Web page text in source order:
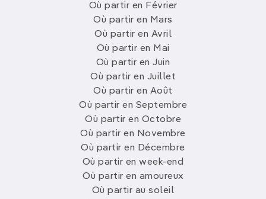
Où partir en Février
Où partir en Mars
Où partir en Avril
Où partir en Mai
Où partir en Juin
Où partir en Juillet
Où partir en Août
Où partir en Septembre
Où partir en Octobre
Où partir en Novembre
Où partir en Décembre
Où partir en week-end
Où partir en amoureux
Où partir au soleil